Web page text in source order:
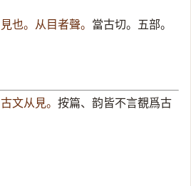
見也。从目者聲。 當古切。五部。
古文从見。 按篇、韵皆不言覩爲古